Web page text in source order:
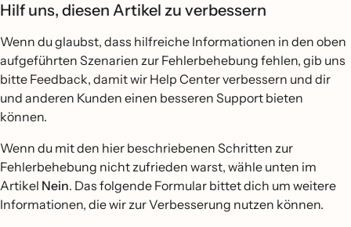
Hilf uns, diesen Artikel zu verbessern
Wenn du glaubst, dass hilfreiche Informationen in den oben
aufgeführten Szenarien zur Fehlerbehebung fehlen, gib uns
bitte Feedback, damit wir Help Center verbessern und dir
und anderen Kunden einen besseren Support bieten
können.
Wenn du mit den hier beschriebenen Schritten zur
Fehlerbehebung nicht zufrieden warst, wähle unten im
Artikel Nein. Das folgende Formular bittet dich um weitere
Informationen, die wir zur Verbesserung nutzen können.